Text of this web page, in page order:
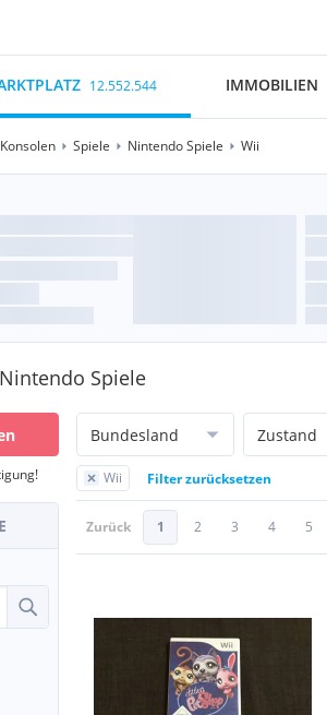
12.552.544 IMMOBILIEN
Spiele Nintendo Spiele Wii
Spiele
Bundesland Zustand
Wii Filter zurücksetzen
Zurück 1 2 3 4 5